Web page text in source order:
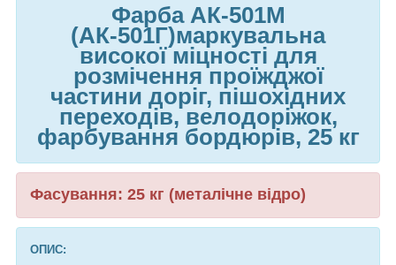
Фарба АК-501М
(АК-501Г)маркувальна
високої міцності для
розмічення проїжджої
частини доріг, пішохідних
переходів, велодоріжок,
фарбування бордюрів, 25 кг
Фасування: 25 кг (металічне відро)
ОПИС: